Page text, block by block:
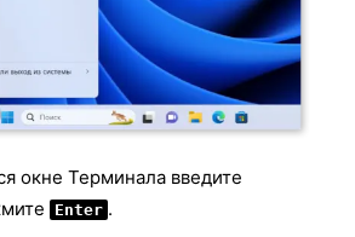
окне Терминала введите
Enter .